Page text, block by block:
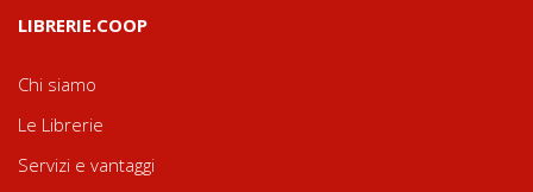
LIBRERIE.COOP
Chi siamo
Le Librerie
Servizi e vantaggi